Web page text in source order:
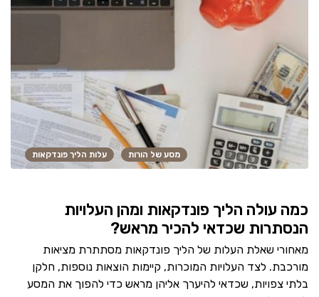
מסע של הורות עלות הליך פונדקאות
כמה עולה הליך פונדקאות ומהן העלויות
הנסתרות שכדאי להכיר מראש?
מאחורי שאלת העלות של הליך פונדקאות מסתתרת מציאות
מורכבת. לצד העלויות המוכרות, קיימות הוצאות נוספות, חלקן
בלתי צפויות, שכדאי להיערך אליהן מראש כדי להפוך את המסע